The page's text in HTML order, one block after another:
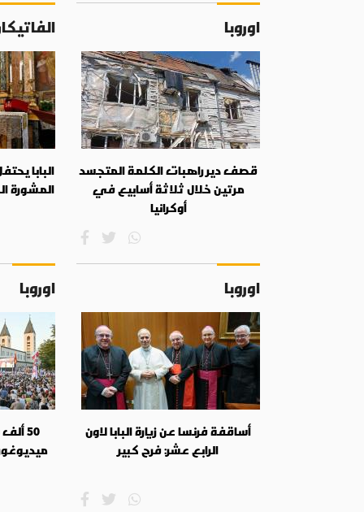
اوروبا
قصف دير راهبات الكلمة المتجسد
مرتين خلال ثلاثة أسابيع في
أوكرانيا
البابا
المشورة
اوروبا
أساقفة فرنسا عن زيارة البابا لاون
الرابع عشر: فرح كبير
اوروبا